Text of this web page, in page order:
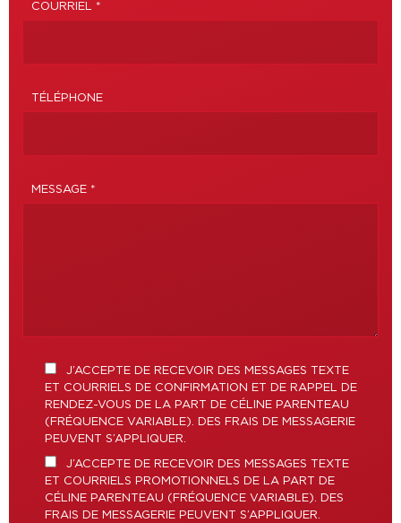
COURRIEL *
TÉLÉPHONE
MESSAGE *
J’ACCEPTE DE RECEVOIR DES MESSAGES TEXTE
ET COURRIELS DE CONFIRMATION ET DE RAPPEL DE
RENDEZ-VOUS DE LA PART DE CÉLINE PARENTEAU
(FRÉQUENCE VARIABLE). DES FRAIS DE MESSAGERIE
PEUVENT S’APPLIQUER.
J’ACCEPTE DE RECEVOIR DES MESSAGES TEXTE
ET COURRIELS PROMOTIONNELS DE LA PART DE
CÉLINE PARENTEAU (FRÉQUENCE VARIABLE). DES
FRAIS DE MESSAGERIE PEUVENT S’APPLIQUER.